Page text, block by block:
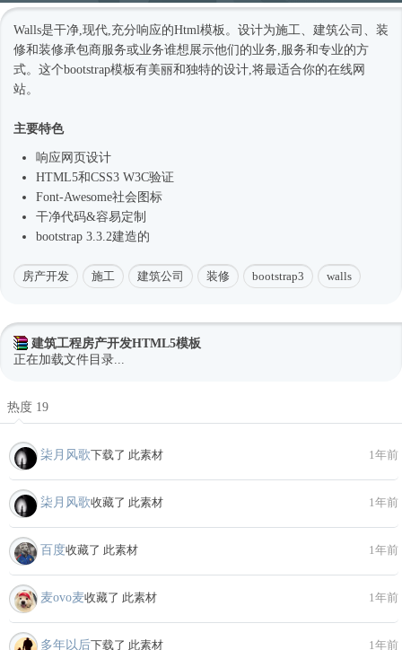
Walls是干净,现代,充分响应的Html模板 。设计为施工、建筑公司、装
修和装修承包商服务或业务谁想展示他们的业务,服务和专业的方
式。这个bootstrap模板有美丽和独特的设计,将最适合你的在线网
站。
主要特色
响应网页设计
HTML5和CSS3 W3C验证
Font-Awesome社会图标
干净代码&容易定制
bootstrap 3.3.2建造的
房产开发 施工 建筑公司 装修 bootstrap3 walls
建筑工程房产开发HTML5模板
正在加载文件目录...
热度 19
柒月风歌下载了 此素材 1年前
柒月风歌收藏了 此素材 1年前
百度收藏了 此素材 1年前
麦ovo麦收藏了 此素材 1年前
多年以后下载了 此素材 1年前